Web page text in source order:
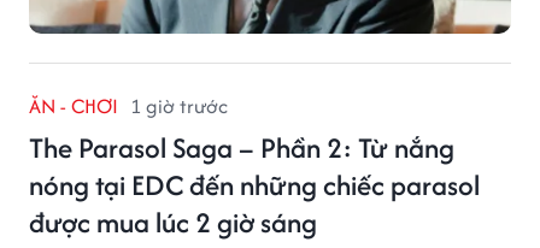
ĂN - CHƠI 1 giờ trước
The Parasol Saga – Phần 2: Từ nắng
nóng tại EDC đến những chiếc parasol
được mua lúc 2 giờ sáng